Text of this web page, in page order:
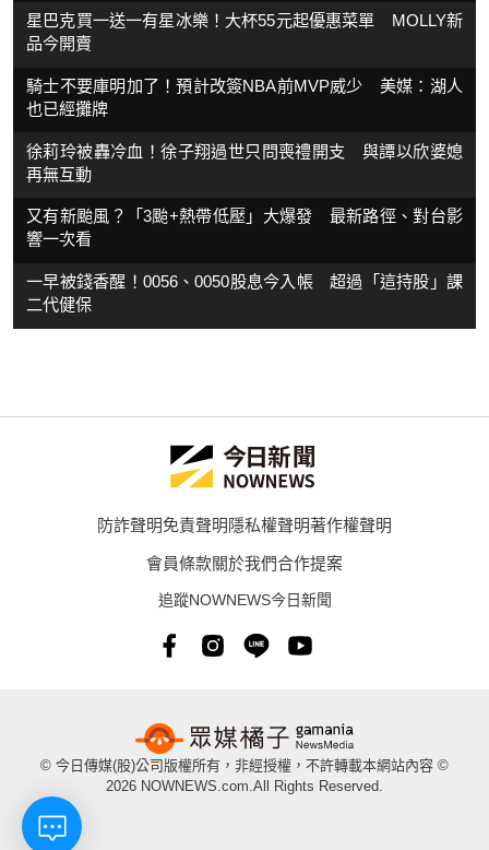
星巴克買一送一有星冰樂！大杯55元起優惠菜單 MOLLY新
品今開賣
騎士不要庫明加了！預計改簽NBA前MVP威少 美媒：湖人
也已經攤牌
徐莉玲被轟冷血！徐子翔過世只問喪禮開支 與譚以欣婆媳
再無互動
又有新颱風？「3颱+熱帶低壓」大爆發 最新路徑、對台影
響一次看
一早被錢香醒！0056、0050股息今入帳 超過「這持股」課
二代健保
防詐聲明免責聲明隱私權聲明著作權聲明
會員條款關於我們合作提案
追蹤NOWNEWS今日新聞
© 今日傳媒(股)公司版權所有，非經授權，不許轉載本網站內容 ©
2026 NOWNEWS.com.All Rights Reserved.